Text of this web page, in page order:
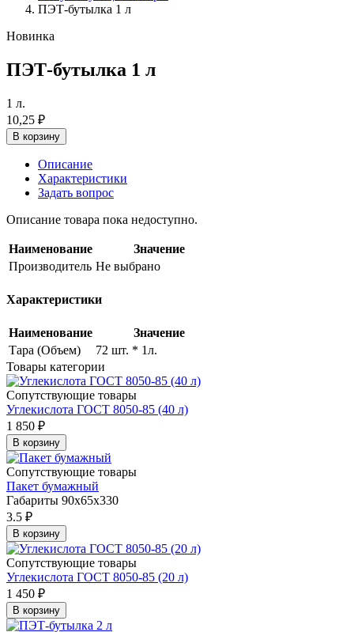
ПЭТ-бутылка 1 л
Новинка
ПЭТ-бутылка 1 л
1 л.
10,25 ₽
В корзину
Описание
Характеристики
Задать вопрос
Описание товара пока недоступно.
Наименование
Значение
Производитель Не выбрано
Характеристики
Наименование
Значение
Тара (Объем)
72 шт. * 1л.
Товары категории
Сопутствующие товары
Углекислота ГОСТ 8050-85 (40 л)
1 850 ₽
В корзину
Сопутствующие товары
Пакет бумажный
Габариты 90х65х330
3.5 ₽
В корзину
Сопутствующие товары
Углекислота ГОСТ 8050-85 (20 л)
1 450 ₽
В корзину